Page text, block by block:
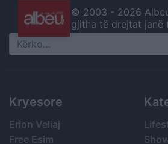
© 2003 - 2026
gjitha të drejtat janë
Search
Kryesore
Erion Veliaj
Free Esim